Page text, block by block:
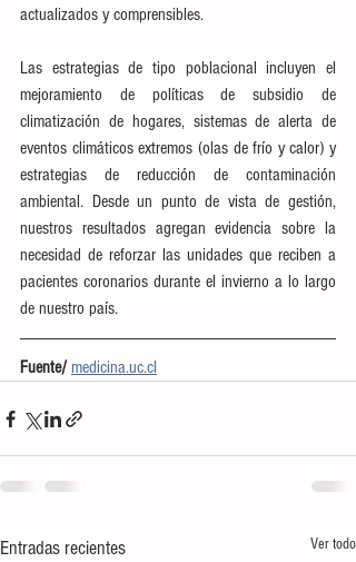
actualizados y comprensibles.
Las estrategias de tipo poblacional incluyen el
mejoramiento de políticas de subsidio de
climatización de hogares, sistemas de alerta de
eventos climáticos extremos (olas de frío y calor) y
estrategias de reducción de contaminación
ambiental. Desde un punto de vista de gestión,
nuestros resultados agregan evidencia sobre la
necesidad de reforzar las unidades que reciben a
pacientes coronarios durante el invierno a lo largo
de nuestro país.
Fuente/ medicina.uc.cl
Entradas recientes Ver todo